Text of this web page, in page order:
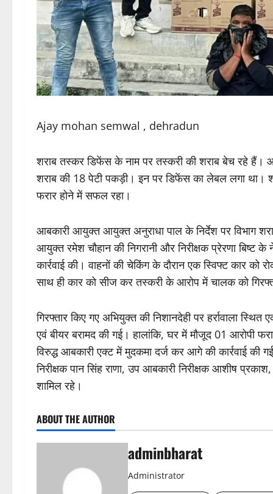
Ajay mohan semwal , dehradun
शराब तस्कर डिफेंस के नाम पर तस्करी की शराब बेच रहे हैं।
शराब की 18 पेटी पकड़ी। इन पर डिफेंस का लेबल लगा था।
फरार होने में सफल रहा।
आबकारी आयुक्त आयुक्त अनुराधा पाल के निर्देश पर विभाग
आयुक्त रमेश चौहान की निगरानी और निरीक्षक प्रेरणा
कार्रवाई की। वाहनों की चेकिंग के दौरान एक स्विफ्ट कार
साथ ही कार को सीज कर तस्करी के आरोप में चालक को
गिरफ्तार किए गए अभियुक्त की निशानदेही पर हर्रावाला
एवं बीयर बरामद की गई। हालांकि, घर में मौजूद 01 आरोपी
विरुद्ध आबकारी एक्ट में मुदकमा दर्ज कर आगे की कार्रवाई की
निरीक्षक पान सिंह राणा, उप आबकारी निरीक्षक आशीष
शामिल रहे।
ABOUT THE AUTHOR
adminbharat
Administrator